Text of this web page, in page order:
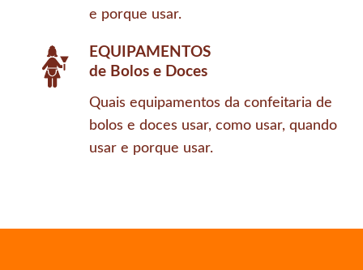
e porque usar.
EQUIPAMENTOS
de Bolos e Doces
Quais equipamentos da confeitaria de
bolos e doces usar, como usar, quando
usar e porque usar.